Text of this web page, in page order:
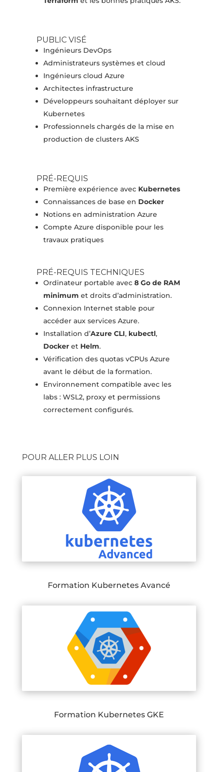
PUBLIC VISÉ
Ingénieurs DevOps
Administrateurs systèmes et cloud
Ingénieurs cloud Azure
Architectes infrastructure
Développeurs souhaitant déployer sur
Kubernetes
Professionnels chargés de la mise en
production de clusters AKS
PRÉ-REQUIS
Première expérience avec Kubernetes
Connaissances de base en Docker
Notions en administration Azure
Compte Azure disponible pour les
travaux pratiques
PRÉ-REQUIS TECHNIQUES
Ordinateur portable avec 8 Go de RAM
minimum et droits d’administration.
Connexion Internet stable pour
accéder aux services Azure.
Installation d’Azure CLI, kubectl,
Dockeret Helm.
Vérification des quotas vCPUs Azure
avant le début de la formation.
Environnement compatible avec les
labs : WSL2, proxy et permissions
correctement configurés.
POUR ALLER PLUS LOIN
Formation Kubernetes Avancé
Formation Kubernetes GKE